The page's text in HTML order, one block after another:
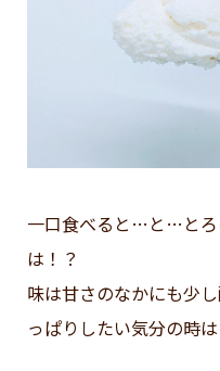
一口食べると…と…と
は！？
味は甘さのなかにも少
っぱりしたい気分の時